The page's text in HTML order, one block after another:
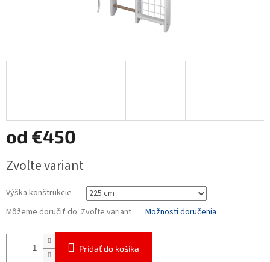
od €450
cena:
Zvoľte variant
Výška konštrukcie
Môžeme doručiť do: Zvoľte variant Možnosti doručenia
Pridať do košíka